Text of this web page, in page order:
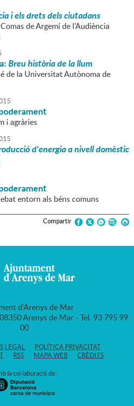
i els drets dels ciutadans
de Argemí de l'Audiència
Breu història de la llum
de la Universitat Autònoma de
i agràries
d'energia a nivell domèstic
entorn als béns comuns
Compartir
d'Arenys de Mar
Arenys de Mar - Tel. 93 795 99
00
LEGAL
POLÍTICA PRIVACITAT
RSS MAPA WEB CRÈDITS
la col·laboració de: